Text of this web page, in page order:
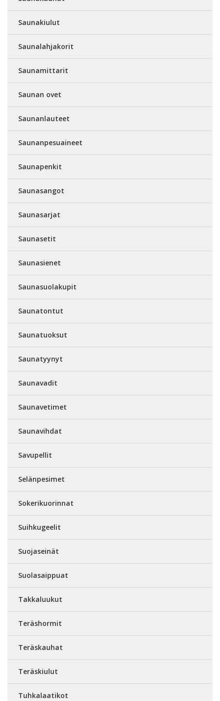
Saunakiulut
Saunalahjakorit
Saunamittarit
Saunan ovet
Saunanlauteet
Saunanpesuaineet
Saunapenkit
Saunasangot
Saunasarjat
Saunasetit
Saunasienet
Saunasuolakupit
Saunatontut
Saunatuoksut
Saunatyynyt
Saunavadit
Saunavetimet
Saunavihdat
Savupellit
Selänpesimet
Sokerikuorinnat
Suihkugeelit
Suojaseinät
Suolasaippuat
Takkaluukut
Teräshormit
Teräskauhat
Teräskiulut
Tuhkalaatikot